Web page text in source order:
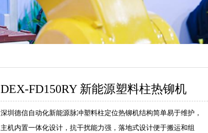
DEX-FD150RY 新能源塑料柱热铆机
深圳德信自动化新能源脉冲塑料柱定位热铆机结构简单易于维护，
主机内置一体化设计，抗干扰能力强，落地式设计便于搬运和组